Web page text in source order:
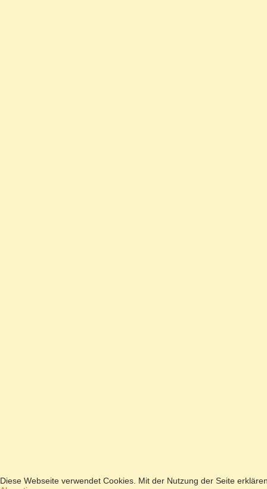
Diese Webseite verwendet Cookies. Mit der Nutzung der Seite